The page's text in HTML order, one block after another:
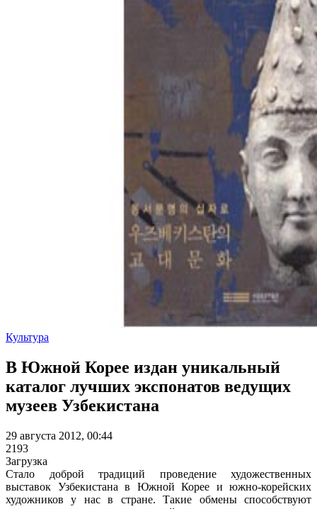
Культура
В Южной Корее издан уникальный
каталог лучших экспонатов ведущих
музеев Узбекистана
29 августа 2012, 00:44
2193
Загрузка
Стало доброй традиций проведение художественных
выставок Узбекистана в Южной Корее и южно-корейских
художников у нас в стране. Такие обмены способствуют